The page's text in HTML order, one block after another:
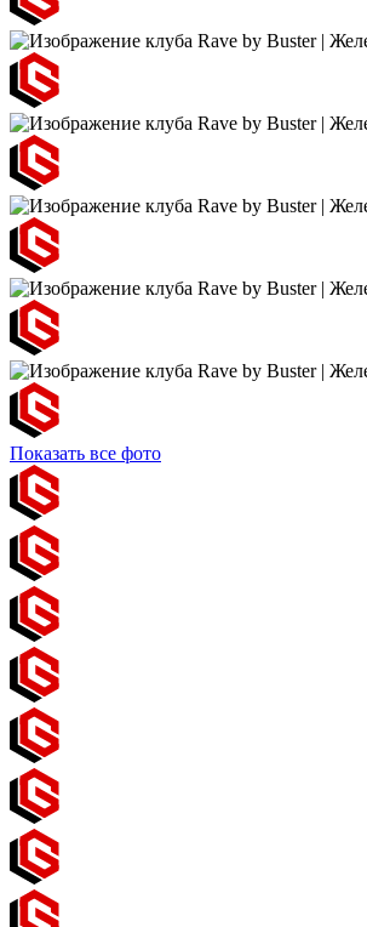
Показать все фото